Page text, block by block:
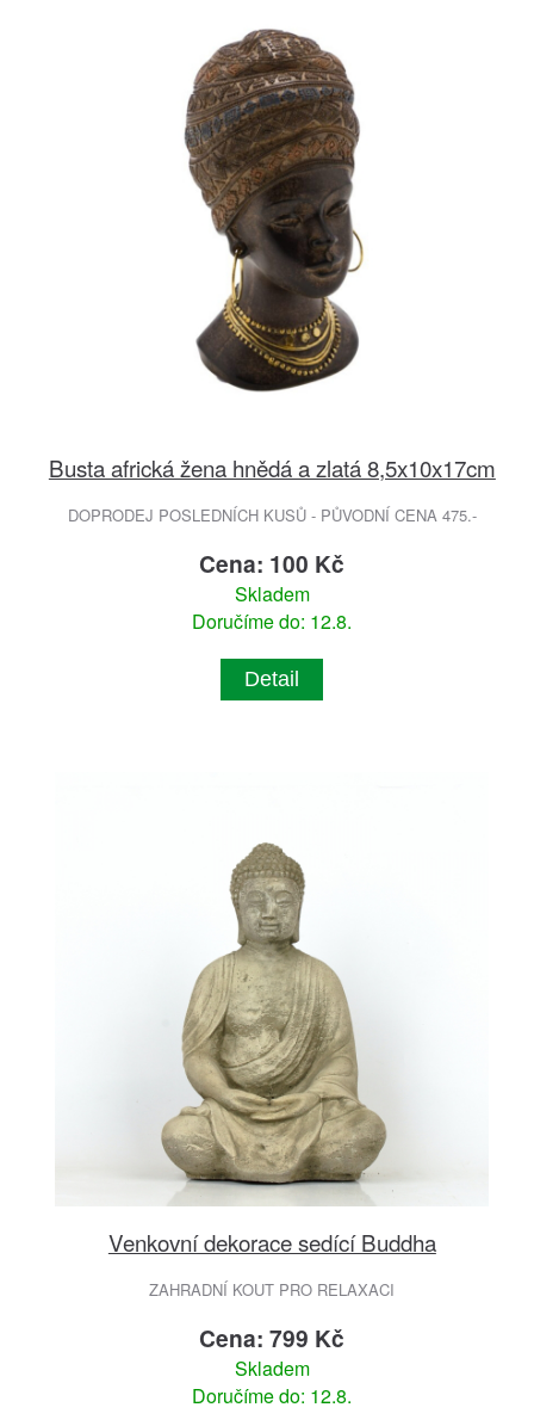
Busta africká žena hnědá a zlatá 8,5x10x17cm
DOPRODEJ POSLEDNÍCH KUSŮ - PŮVODNÍ CENA 475.-
Cena: 100 Kč
Skladem
Doručíme do: 12.8.
Detail
Venkovní dekorace sedící Buddha
ZAHRADNÍ KOUT PRO RELAXACI
Cena: 799 Kč
Skladem
Doručíme do: 12.8.